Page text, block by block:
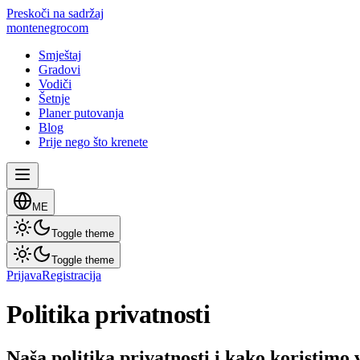
Preskoči na sadržaj
montenegrocom
Smještaj
Gradovi
Vodiči
Šetnje
Planer putovanja
Blog
Prije nego što krenete
ME
Toggle theme
Toggle theme
PrijavaRegistracija
Politika privatnosti